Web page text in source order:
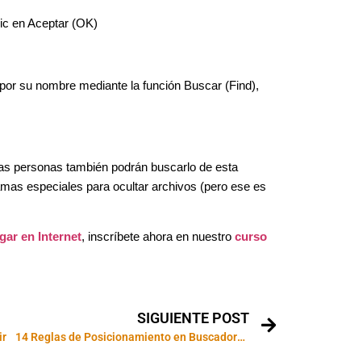
en Aceptar (OK)
su nombre mediante la función Buscar (Find),
personas también podrán buscarlo de esta
especiales para ocultar archivos (pero ese es
en Internet, inscríbete ahora en nuestro curso
SIGUIENTE POST
14 Reglas de Posicionamiento en Buscadores que Google Quiere que Apliques